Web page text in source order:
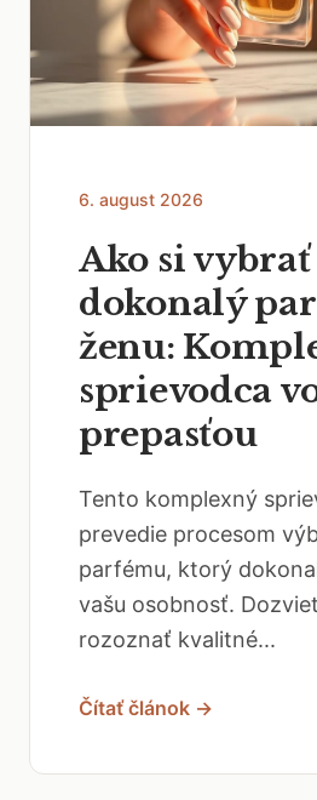
6. august 2026
Ako si vybrať
dokonalý
ženu:
sprievodca
prepasťou
Tento komplexný
prevedie procesom
parfému, ktorý
vašu osobnosť.
rozoznať kvalitné...
Čítať článok →